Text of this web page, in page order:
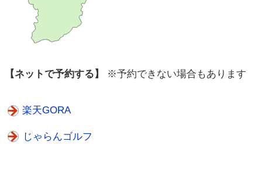
【ネットで予約する】 ※予約できない場合もあります
楽天GORA
じゃらんゴルフ